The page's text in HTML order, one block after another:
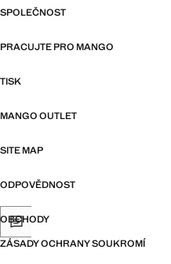
SPOLEČNOST
PRACUJTE PRO MANGO
TISK
MANGO OUTLET
SITE MAP
ODPOVĚDNOST
OBCHODY
ZÁSADY OCHRANY SOUKROMÍ